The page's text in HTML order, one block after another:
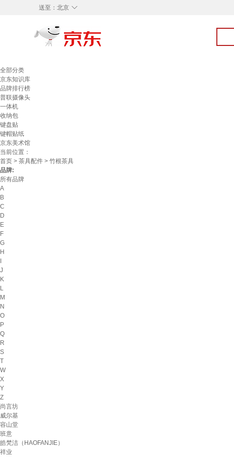
◇
送至： 北京
全部分类
京东知识库
品牌排行榜
普联摄像头
一体机
收纳包
键盘贴
键帽贴纸
京东美术馆
当前位置：
首页 > 茶具配件 > 竹根茶具
品牌:
所有品牌
A
B
C
D
E
F
G
H
J
K
L
M
N
O
P
Q
R
S
T
W
X
Y
Z
尚言坊
威尔基
容山堂
班意
皓梵洁（HAOFANJIE）
祥业